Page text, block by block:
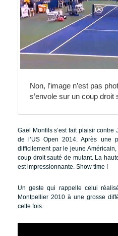
Non, l’image n’est pas
s’envole sur un coup droit
Gaël Monfils s’est fait plaisir
de l’US Open 2014. Après une
difficilement par le jeune
coup droit sauté de mutant. La
est impressionnante. Show time !
Un geste qui rappelle celui
Montpellier 2010 à une grosse
cette fois.